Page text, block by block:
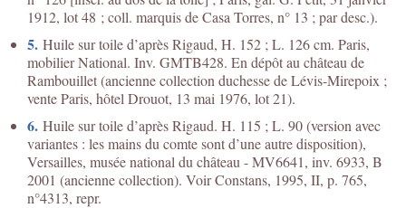
1912, lot 48 ; coll. marquis de Casa Torres, n° 13 ; par desc.).
5. Huile sur toile d’après Rigaud, H. 152 ; L. 126 cm. Paris,
mobilier National. Inv. GMTB428. En dépôt au château de
Rambouillet (ancienne collection duchesse de Lévis-Mirepoix ;
vente Paris, hôtel Drouot, 13 mai 1976, lot 21).
6. Huile sur toile d’après Rigaud. H. 115 ; L. 90 (version avec
variantes : les mains du comte sont d’une autre disposition),
Versailles, musée national du château - MV6641, inv. 6933, B
2001 (ancienne collection). Voir Constans, 1995, II, p. 765,
n°4313, repr.